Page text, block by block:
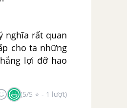
nghĩa rất quan
cho ta những
lợi đỡ hao
(5/5 ⭐ - 1 lượt)